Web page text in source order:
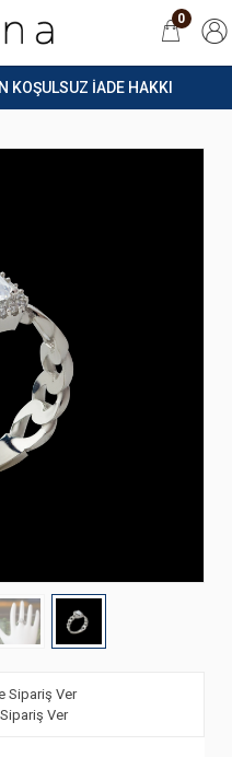
KOŞULSUZ İADE HAKKI
0
Sipariş Ver
Ver